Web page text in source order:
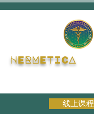
HERMETICA
线上课程